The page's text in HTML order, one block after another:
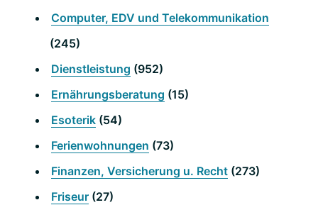
Computer, EDV und Telekommunikation
(245)
Dienstleistung (952)
Ernährungsberatung (15)
Esoterik (54)
Ferienwohnungen (73)
Finanzen, Versicherung u. Recht (273)
Friseur (27)